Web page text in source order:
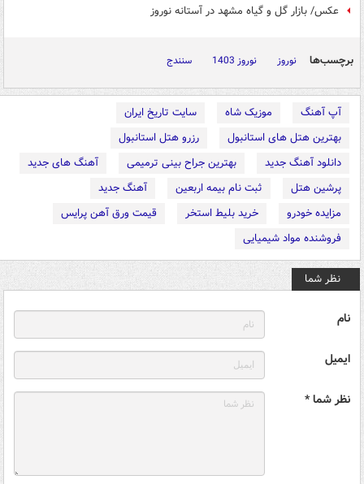
عکس/ بازار گل و گیاه مشهد در آستانه نوروز
برچسب‌ها نوروز نوروز 1403 سنندج
آپ آهنگ موزیک شاه
سایت تاریخ ایران
بهترین هتل های استانبول
رزرو هتل استانبول
دانلود آهنگ جدید
بهترین جراح بینی ترمیمی
آهنگ های جدید
پرشین هتل
ثبت نام بیمه اربعین
آهنگ جدید
مزایده خودرو
خرید بلیط استخر
قیمت ورق آهن پرایس
فروشنده مواد شیمیایی
نظر شما
نام
ایمیل
نظر شما *